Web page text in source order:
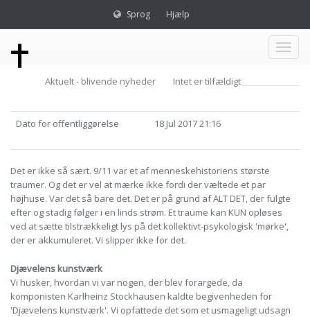
Sprog Hjælp
Toggle
Aktuelt - blivende nyheder Intet er tilfældigt
Dato for offentliggørelse 18 Jul 2017 21:16
Det er ikke så sært. 9/11 var et af menneskehistoriens største
traumer. Og det er vel at mærke ikke fordi der væltede et par
højhuse. Var det så bare det. Det er på grund af ALT DET, der fulgte
efter og stadig følger i en linds strøm. Et traume kan KUN opløses
ved at sætte tilstrækkeligt lys på det kollektivt-psykologisk 'mørke',
der er akkumuleret. Vi slipper ikke for det.
Djævelens kunstværk
Vi husker, hvordan vi var nogen, der blev forargede, da
komponisten Karlheinz Stockhausen kaldte begivenheden for
'Djævelens kunstværk'. Vi opfattede det som et usmageligt udsagn